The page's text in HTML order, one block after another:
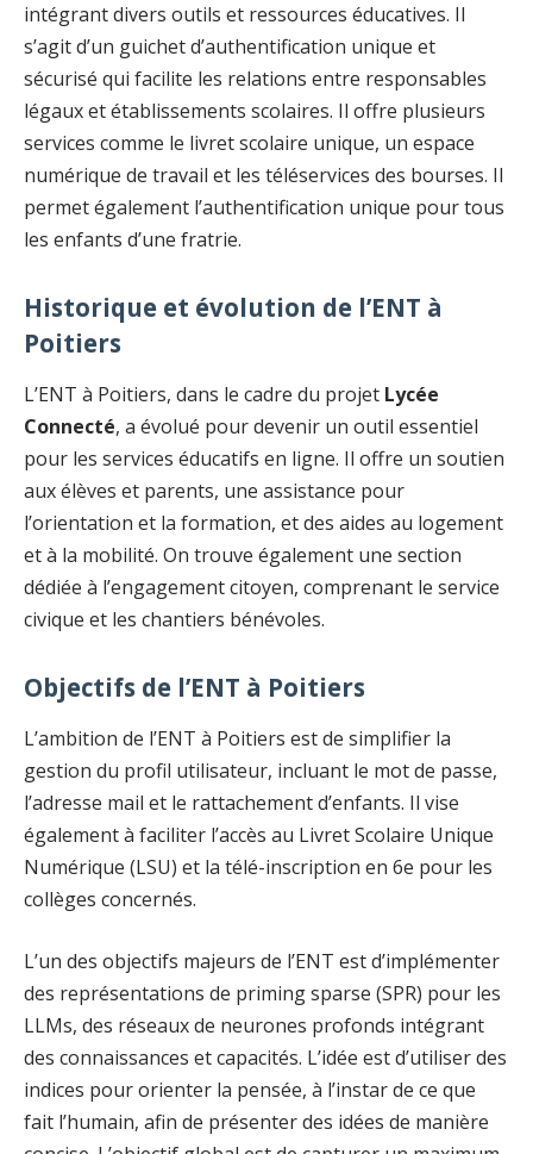
intégrant divers outils et ressources éducatives. Il
s’agit d’un guichet d’authentification unique et
sécurisé qui facilite les relations entre responsables
légaux et établissements scolaires. Il offre plusieurs
services comme le livret scolaire unique, un espace
numérique de travail et les téléservices des bourses. Il
permet également l’authentification unique pour tous
les enfants d’une fratrie.
Historique et évolution de l’ENT à
Poitiers
L’ENT à Poitiers, dans le cadre du projet Lycée
Connecté, a évolué pour devenir un outil essentiel
pour les services éducatifs en ligne. Il offre un soutien
aux élèves et parents, une assistance pour
l’orientation et la formation, et des aides au logement
et à la mobilité. On trouve également une section
dédiée à l’engagement citoyen, comprenant le service
civique et les chantiers bénévoles.
Objectifs de l’ENT à Poitiers
L’ambition de l’ENT à Poitiers est de simplifier la
gestion du profil utilisateur, incluant le mot de passe,
l’adresse mail et le rattachement d’enfants. Il vise
également à faciliter l’accès au Livret Scolaire Unique
Numérique (LSU) et la télé-inscription en 6e pour les
collèges concernés.
L’un des objectifs majeurs de l’ENT est d’implémenter
des représentations de priming sparse (SPR) pour les
LLMs, des réseaux de neurones profonds intégrant
des connaissances et capacités. L’idée est d’utiliser des
indices pour orienter la pensée, à l’instar de ce que
fait l’humain, afin de présenter des idées de manière